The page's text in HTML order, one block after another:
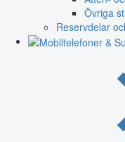
Övriga
Reservdelar